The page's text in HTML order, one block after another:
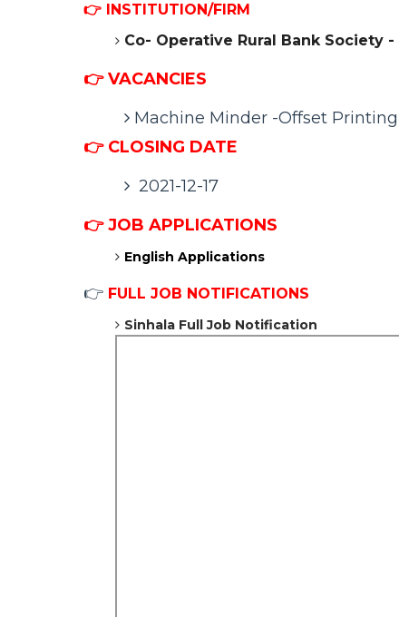
👉 INSTITUTION/FIRM
Co- Operative Rural Bank Society -
👉 VACANCIES
Machine Minder -Offset Printing
👉 CLOSING DATE
2021-12-17
👉JOB APPLICATIONS
English Applications
👉 FULL JOB NOTIFICATIONS
Sinhala Full Job Notification